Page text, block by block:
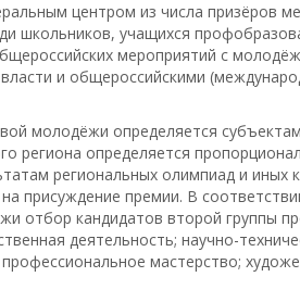
центром из числа призёров
школьников, учащихся
мероприятий с
и общероссийскими
молодёжи определяется
региона определяется
региональных олимпиад и иных
присуждение премии. В
отбор кандидатов второй группы
деятельность; научно-
мастерство;